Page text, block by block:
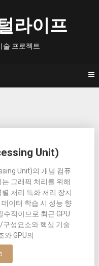
라이프
술 프로젝트
Unit)
Unit)의 개념 컴퓨
그래픽 처리를 위해
처리 특화 처리 장치
이터 학습 시 성능 향
수적이므로 최근 GPU
구성요소와 핵심 기술
와 GPU의